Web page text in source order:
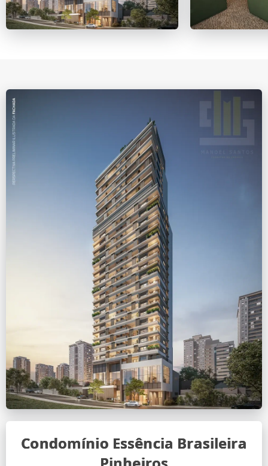
Condomínio Essência Brasileira